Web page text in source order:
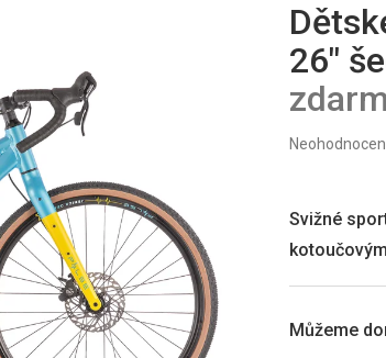
Můžeme
Svižné
26"
Průměrné
0,0
5